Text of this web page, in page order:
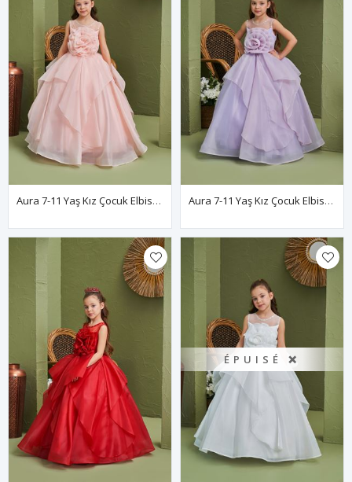
Aura 7-11 Yaş Kız Çocuk Elbise 30165 Somon Aura 7-11 Yaş Kız Çocuk Elbise 30165 Lila
ÉPUISÉ ❌